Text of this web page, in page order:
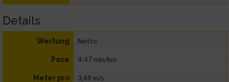
Details
Wertung Netto
Pace 4:47 min/km
Meter pro
3,49 m/s